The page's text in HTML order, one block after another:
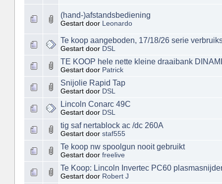
(hand-)afstandsbediening
Gestart door Leonardo
Te koop aangeboden, 17/18/26 serie
Gestart door DSL
TE KOOP hele nette kleine draaibank
Gestart door Patrick
Snijolie Rapid Tap
Gestart door DSL
Lincoln Conarc 49C
Gestart door DSL
tig saf nertablock ac /dc 260A
Gestart door staf555
Te koop nw spoolgun nooit gebruikt
Gestart door freelive
Te Koop: Lincoln Invertec PC60
Gestart door Robert J